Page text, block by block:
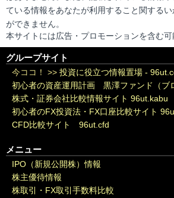
ている情報をあなたが利用すること関する
ができません。
本サイトには広告・プロモーションを含む可
グループサイト
今ココ！ >> 投資に役立つ情報置場 -
初心者の資産運用計画 黒澤ファンド（ブ
株式・証券会社比較情報サイト 96ut.kabu
初心者のFX投資法・FX口座比較サイト
CFD比較サイト 96ut.cfd
メニュー
IPO（新規公開株）情報
株主優待情報
株取引・FX取引手数料比較